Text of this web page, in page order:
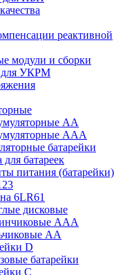
реактивной
модули и сборки
для УКРМ
АА
ААА
батарейки
батареек
питания (батарейки)
6LR61
дисковые
ААА
АА
D
батарейки
C